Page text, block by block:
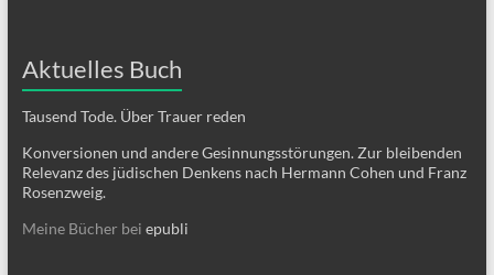
Aktuelles Buch
Tausend Tode. Über Trauer reden
Konversionen und andere Gesinnungsstörungen. Zur bleibenden
Relevanz des jüdischen Denkens nach Hermann Cohen und Franz
Rosenzweig.
Meine Bücher bei epubli